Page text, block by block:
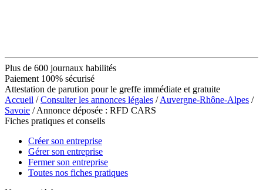
Plus de 600 journaux habilités
Paiement 100% sécurisé
Attestation de parution pour le greffe immédiate et gratuite
Accueil /Consulter les annonces légales /Auvergne-Rhône-Alpes /
Savoie / Annonce déposée : RFD CARS
Fiches pratiques et conseils
Créer son entreprise
Gérer son entreprise
Fermer son entreprise
Toutes nos fiches pratiques